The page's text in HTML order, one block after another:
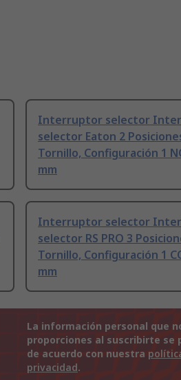
Interruptor selector
selector Eaton 2
Tornillo, Configuración 1
mm
Interruptor selector
selector RS PRO 3
Tornillo, Configuración 1
mm
La información personal que
proporciones al suscribirte se
de acuerdo con nuestra
privacidad.